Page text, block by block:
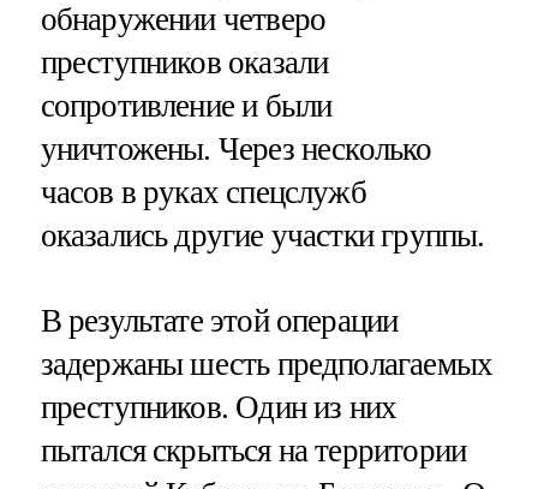
обнаружении четверо
преступников оказали
сопротивление и были
уничтожены. Через несколько
часов в руках спецслужб
оказались другие участки группы.
В результате этой операции
задержаны шесть предполагаемых
преступников. Один из них
пытался скрыться на территории